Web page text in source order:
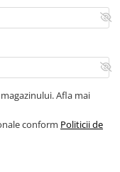
Afla mai
conform Politicii de